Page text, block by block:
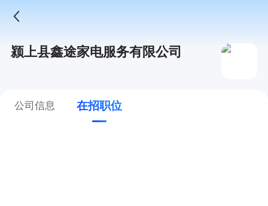
颍上县鑫途家电服务有限公司
公司信息 在招职位